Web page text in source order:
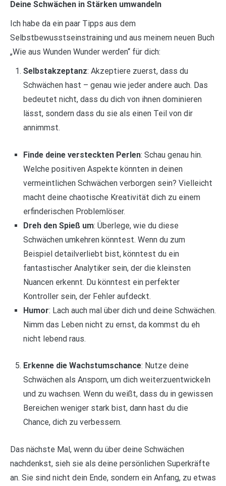
Deine Schwächen in Stärken umwandeln
Ich habe da ein paar Tipps aus dem
Selbstbewusstseinstraining und aus meinem neuen Buch
„Wie aus Wunden Wunder werden“ für dich:
Selbstakzeptanz: Akzeptiere zuerst, dass du
Schwächen hast – genau wie jeder andere auch. Das
bedeutet nicht, dass du dich von ihnen dominieren
lässt, sondern dass du sie als einen Teil von dir
annimmst.
Finde deine versteckten Perlen: Schau genau hin.
Welche positiven Aspekte könnten in deinen
vermeintlichen Schwächen verborgen sein? Vielleicht
macht deine chaotische Kreativität dich zu einem
erfinderischen Problemlöser.
Dreh den Spieß um: Überlege, wie du diese
Schwächen umkehren könntest. Wenn du zum
Beispiel detailverliebt bist, könntest du ein
fantastischer Analytiker sein, der die kleinsten
Nuancen erkennt. Du könntest ein perfekter
Kontroller sein, der Fehler aufdeckt.
Humor: Lach auch mal über dich und deine Schwächen.
Nimm das Leben nicht zu ernst, da kommst du eh
nicht lebend raus.
Erkenne die Wachstumschance: Nutze deine
Schwächen als Ansporn, um dich weiterzuentwickeln
und zu wachsen. Wenn du weißt, dass du in gewissen
Bereichen weniger stark bist, dann hast du die
Chance, dich zu verbessern.
Das nächste Mal, wenn du über deine Schwächen
nachdenkst, sieh sie als deine persönlichen Superkräfte
an. Sie sind nicht dein Ende, sondern ein Anfang, zu etwas